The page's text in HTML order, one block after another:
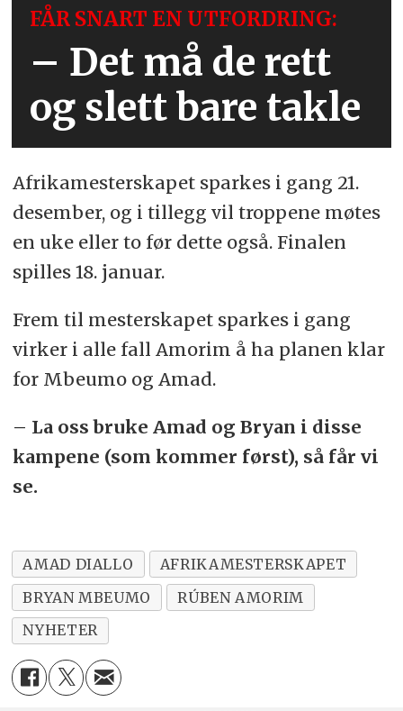
FÅR SNART EN UTFORDRING:
– Det må de rett
og slett bare takle
Afrikamesterskapet sparkes i gang 21.
desember, og i tillegg vil troppene møtes
en uke eller to før dette også. Finalen
spilles 18. januar.
Frem til mesterskapet sparkes i gang
virker i alle fall Amorim å ha planen klar
for Mbeumo og Amad.
– La oss bruke Amad og Bryan i disse
kampene (som kommer først), så får vi
se.
AMAD DIALLO
AFRIKAMESTERSKAPET
BRYAN MBEUMO
RÚBEN AMORIM
NYHETER